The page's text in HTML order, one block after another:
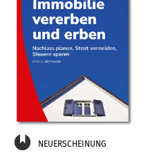
NEUERSCHEINUNG